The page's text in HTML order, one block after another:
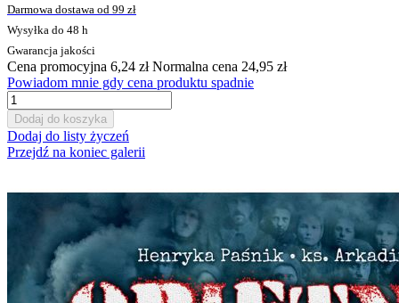
Darmowa dostawa od 99 zł
Wysyłka do 48 h
Gwarancja jakości
Cena promocyjna 6,24 zł Normalna cena 24,95 zł
Powiadom mnie gdy cena produktu spadnie
Dodaj do koszyka
Dodaj do listy życzeń
Przejdź na koniec galerii